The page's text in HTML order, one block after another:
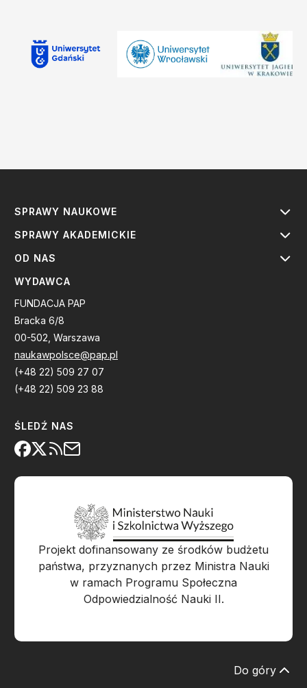
SPRAWY NAUKOWE
SPRAWY AKADEMICKIE
OD NAS
WYDAWCA
FUNDACJA PAP
Bracka 6/8
00-502, Warszawa
naukawpolsce@pap.pl
(+48 22) 509 27 07
(+48 22) 509 23 88
ŚLEDŹ NAS
Projekt dofinansowany ze środków budżetu
państwa, przyznanych przez Ministra Nauki
w ramach Programu Społeczna
Odpowiedzialność Nauki II.
Do góry